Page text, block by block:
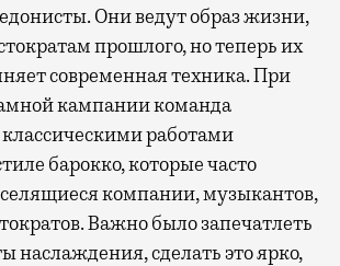
Они ведут образ жизни,
прошлого, но теперь их
современная техника. При
кампании команда
работами
барокко, которые часто
компании, музыкантов,
Важно было запечатлеть
наслаждения, сделать это ярко,